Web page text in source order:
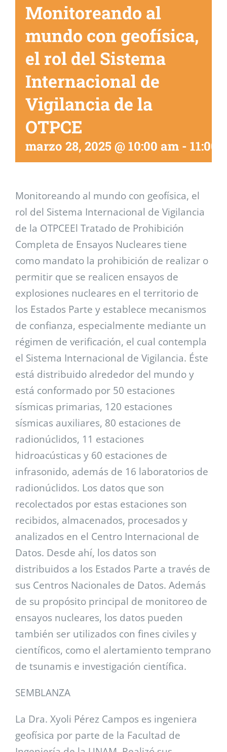
Monitoreando al
mundo con geofísica,
el rol del Sistema
Internacional de
Vigilancia de la
OTPCE
marzo 28, 2025 @ 10:00 am - 11:00
Monitoreando al mundo con geofísica, el
rol del Sistema Internacional de Vigilancia
de la OTPCEEl Tratado de Prohibición
Completa de Ensayos Nucleares tiene
como mandato la prohibición de realizar o
permitir que se realicen ensayos de
explosiones nucleares en el territorio de
los Estados Parte y establece mecanismos
de confianza, especialmente mediante un
régimen de verificación, el cual contempla
el Sistema Internacional de Vigilancia. Éste
está distribuido alrededor del mundo y
está conformado por 50 estaciones
sísmicas primarias, 120 estaciones
sísmicas auxiliares, 80 estaciones de
radionúclidos, 11 estaciones
hidroacústicas y 60 estaciones de
infrasonido, además de 16 laboratorios de
radionúclidos. Los datos que son
recolectados por estas estaciones son
recibidos, almacenados, procesados y
analizados en el Centro Internacional de
Datos. Desde ahí, los datos son
distribuidos a los Estados Parte a través de
sus Centros Nacionales de Datos. Además
de su propósito principal de monitoreo de
ensayos nucleares, los datos pueden
también ser utilizados con fines civiles y
científicos, como el alertamiento temprano
de tsunamis e investigación científica.
SEMBLANZA
La Dra. Xyoli Pérez Campos es ingeniera
geofísica por parte de la Facultad de